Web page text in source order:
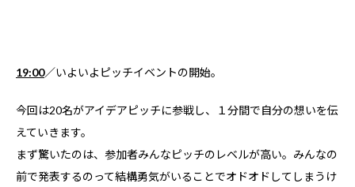
19:00／いよいよピッチイベントの開始。
今回は20名がアイデアピッチに参戦し、１分間で自分の想いを伝
えていきます。
まず驚いたのは、参加者みんなピッチのレベルが高い。みんなの
前で発表するのって結構勇気がいることでオドオドしてしまうけ